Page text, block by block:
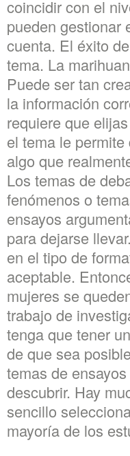
coincidir con el
pueden gestionar
cuenta. El éxito
tema. La
Puede ser tan
la información
requiere que
el tema le
algo que
Los temas de
fenómenos o
ensayos
para dejarse
en el tipo de
aceptable.
mujeres se
trabajo de
tenga que tener
de que sea
temas de
descubrir. Hay
sencillo
mayoría de los